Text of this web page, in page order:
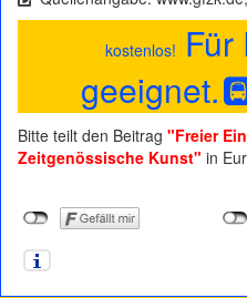
kostenlos! Für
geeignet.
Bitte teilt den Beitrag "Freier
Zeitgenössische Kunst" in